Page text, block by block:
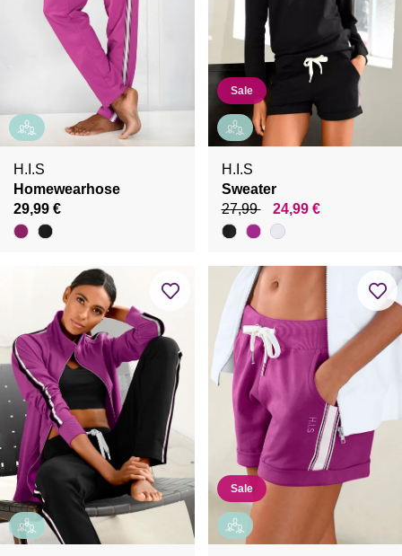
H.I.S
Homewearhose
29,99 €
Sale
H.I.S
Sweater
27,99
24,99 €
Sale